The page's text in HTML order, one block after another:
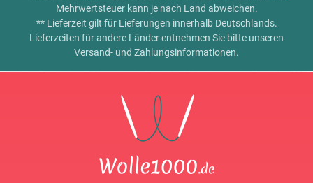
Mehrwertsteuer kann je nach Land abweichen.
** Lieferzeit gilt für Lieferungen innerhalb Deutschlands.
Lieferzeiten für andere Länder entnehmen Sie bitte unseren
Versand- und Zahlungsinformationen.